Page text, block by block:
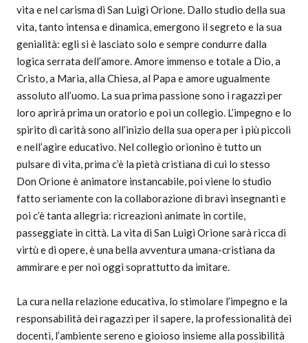
vita e nel carisma di San Luigi Orione. Dallo studio della sua
vita, tanto intensa e dinamica, emergono il segreto e la sua
genialità: egli si è lasciato solo e sempre condurre dalla
logica serrata dell’amore. Amore immenso e totale a Dio, a
Cristo, a Maria, alla Chiesa, al Papa e amore ugualmente
assoluto all’uomo. La sua prima passione sono i ragazzi per
loro aprirà prima un oratorio e poi un collegio. L’impegno e lo
spirito di carità sono all’inizio della sua opera per i più piccoli
e nell’agire educativo. Nel collegio orionino è tutto un
pulsare di vita, prima c’è la pietà cristiana di cui lo stesso
Don Orione è animatore instancabile, poi viene lo studio
fatto seriamente con la collaborazione di bravi insegnanti e
poi c’è tanta allegria: ricreazioni animate in cortile,
passeggiate in città. La vita di San Luigi Orione sarà ricca di
virtù e di opere, è una bella avventura umana-cristiana da
ammirare e per noi oggi soprattutto da imitare.
La cura nella relazione educativa, lo stimolare l’impegno e la
responsabilità dei ragazzi per il sapere, la professionalità dei
docenti, l’ambiente sereno e gioioso insieme alla possibilità